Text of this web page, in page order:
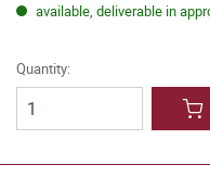
available, deliverable in
Quantity: